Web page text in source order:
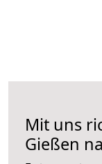
Mit uns
Gießen